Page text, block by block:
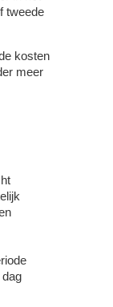
tweede
kosten
meer